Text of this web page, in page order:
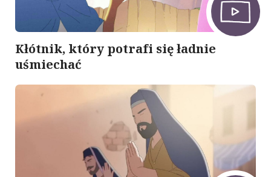
Kłótnik, który potrafi się ładnie
uśmiechać